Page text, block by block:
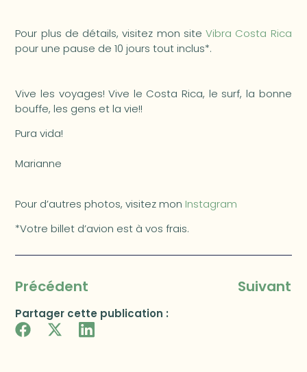
Pour plus de détails, visitez mon siteVibra Costa Rica
pour une pause de 10 jours tout inclus*.
Vive les voyages! Vive le Costa Rica, le surf, la bonne
bouffe, les gens et la vie!!
Pura vida!
Marianne
Pour d’autres photos, visitez mon Instagram
*Votre billet d’avion est à vos frais.
Précédent Suivant
Partager cette publication :